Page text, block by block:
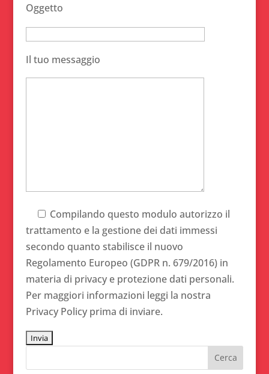
Oggetto
Il tuo messaggio
Compilando questo modulo autorizzo il
trattamento e la gestione dei dati immessi
secondo quanto stabilisce il nuovo
Regolamento Europeo (GDPR n. 679/2016) in
materia di privacy e protezione dati personali.
Per maggiori informazioni leggi la nostra
Privacy Policy prima di inviare.